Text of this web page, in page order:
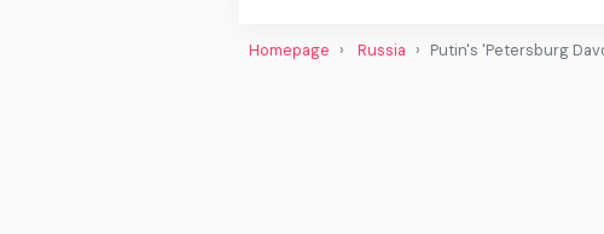
Homepage Russia Putin's 'Petersburg